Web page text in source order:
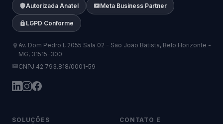
Autorizada Anatel Meta Business Partner
LGPD Conforme
Av. Dom Pedro I, 2055 Sala 02 - São João Batista, Belo Horizonte -
MG, 31515-300
CNPJ 42.793.818/0001-59
SOLUÇÕES
CONTATO E